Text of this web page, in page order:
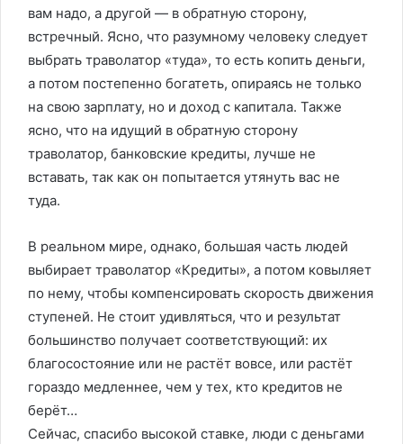
‎вам ‎надо,‏ ‎а ‎другой‏ ‎— ‎в‏ ‎обратную‏ ‎сторону,‏
‎встречный. ‎Ясно, ‎что‏ ‎разумному ‎человеку‏ ‎следует
‎выбрать ‎траволатор‏ ‎«туда»,‏ ‎то ‎есть ‎копить ‎деньги,‏
‎а ‎потом‏ ‎постепенно ‎богатеть,‏ ‎опираясь‏ ‎не ‎только‏
‎на ‎свою ‎зарплату, ‎но ‎и‏ ‎доход ‎с‏ ‎капитала.‏ ‎Также‏
‎ясно, ‎что ‎на ‎идущий‏ ‎в ‎обратную‏ ‎сторону
‎траволатор,‏ ‎банковские‏ ‎кредиты, ‎лучше ‎не‏
‎вставать, ‎так‏ ‎как ‎он ‎попытается ‎утянуть ‎вас‏ ‎не‏
‎туда.
В ‎реальном‏ ‎мире, ‎однако,‏ ‎большая ‎часть ‎людей
‎выбирает ‎траволатор‏ ‎«Кредиты»,‏ ‎а‏ ‎потом ‎ковыляет‏
‎по ‎нему,‏ ‎чтобы ‎компенсировать‏ ‎скорость‏ ‎движения
‎ступеней.‏ ‎Не ‎стоит ‎удивляться, ‎что ‎и‏ ‎результат
‎большинство‏ ‎получает‏ ‎соответствующий:‏ ‎их
‎благосостояние ‎или ‎не‏ ‎растёт ‎вовсе,‏ ‎или ‎растёт‏
‎гораздо‏ ‎медленнее,‏ ‎чем ‎у ‎тех,‏ ‎кто ‎кредитов‏ ‎не
‎берёт…
Сейчас, спасибо высокой ставке, люди с деньгами